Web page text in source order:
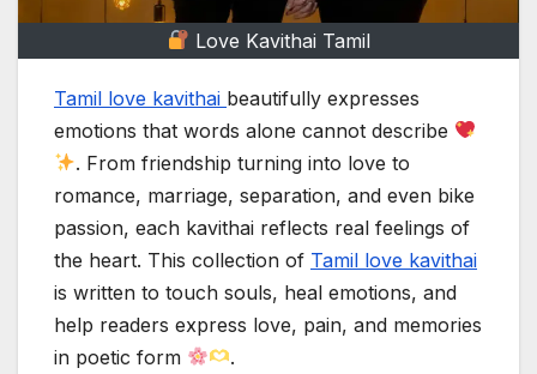
Love Kavithai Tamil
Tamil love kavithai beautifully expresses
emotions that words alone cannot describe
. From friendship turning into love to
romance, marriage, separation, and even bike
passion, each kavithai reflects real feelings of
the heart. This collection of Tamil love kavithai
is written to touch souls, heal emotions, and
help readers express love, pain, and memories
in poetic form
.